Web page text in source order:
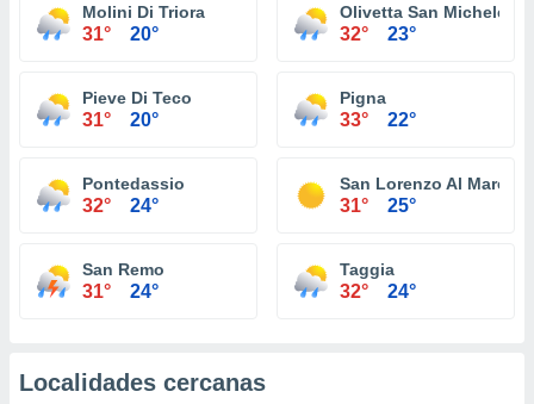
Molini Di Triora
31° 20°
Olivetta San Michele
32° 23°
Pieve Di Teco
31° 20°
Pigna
33° 22°
Pontedassio
32° 24°
San Lorenzo Al Mare
31° 25°
San Remo
31° 24°
Taggia
32° 24°
Localidades cercanas